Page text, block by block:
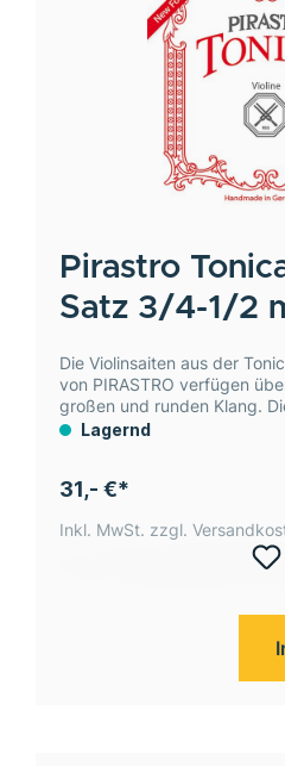
Pirastro
Satz 3/4-1/2
Die Violinsaiten aus der
von PIRASTRO verfügen
großen und runden Klang.
modernen Nylonkerns mit
Lagernd
31,- €*
Inkl. MwSt. zzgl.